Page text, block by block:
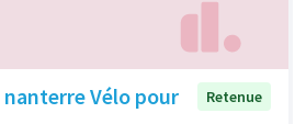
Vélo pour
Retenue